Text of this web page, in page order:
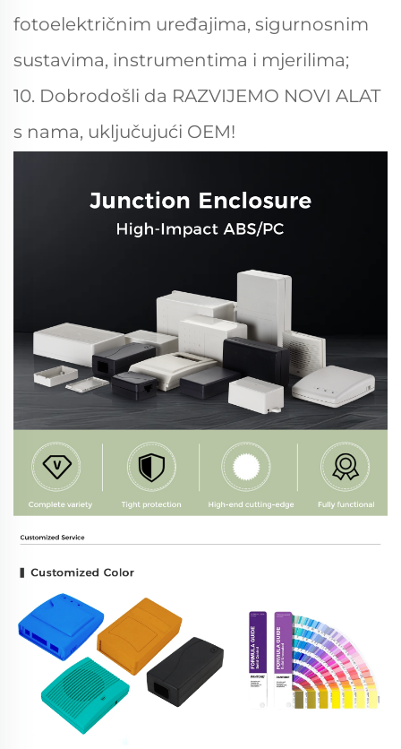
fotoelektričnim uređajima, sigurnosnim
sustavima, instrumentima i mjerilima;
10. Dobrodošli da RAZVIJEMO NOVI ALAT
s nama, uključujući OEM!